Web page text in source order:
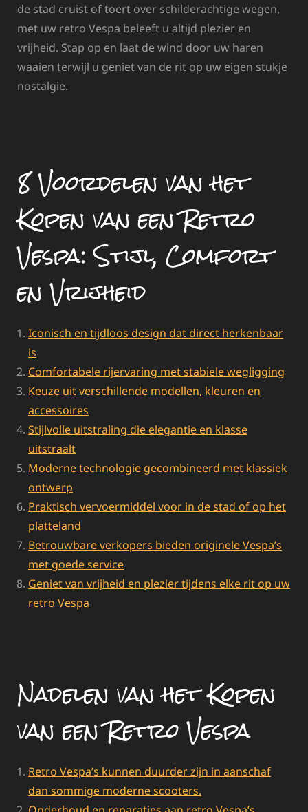
de stad cruist of toert over schilderachtige wegen,
met uw retro Vespa beleeft u altijd plezier en
vrijheid. Stap op en laat de wind door uw haren
waaien terwijl u geniet van de rit op uw eigen stukje
nostalgie.
8 Voordelen van het
Kopen van een Retro
Vespa: Stijl, Comfort
en Vrijheid
Iconisch en tijdloos design dat direct herkenbaar
is
Comfortabele rijervaring met stabiele wegligging
Keuze uit verschillende modellen, kleuren en
accessoires
Stijlvolle uitstraling die elegantie en klasse
uitstraalt
Moderne technologie gecombineerd met klassiek
ontwerp
Praktisch vervoermiddel voor in de stad of op het
platteland
Betrouwbare verkopers bieden originele Vespa’s
met goede service
Geniet van vrijheid en plezier tijdens elke rit op uw
retro Vespa
Nadelen van het Kopen
van een Retro Vespa
Retro Vespa’s kunnen duurder zijn in aanschaf
dan sommige moderne scooters.